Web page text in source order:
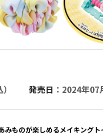
発売日 ：2024年07
みものが楽しめるメイキング